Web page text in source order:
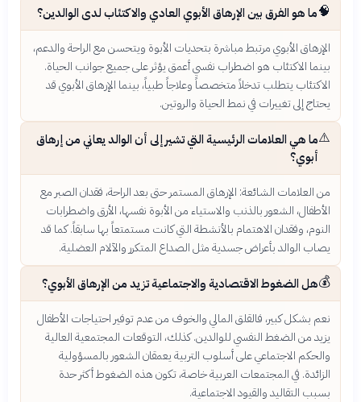
🧠ما هو الفرق بين الإرهاق الأبوي العادي والاكتئاب لدى الوالدين؟
الإرهاق الأبوي مرتبط مباشرة بتحديات الأبوة ويتحسن مع الراحة والدعم،
بينما الاكتئاب هو اضطراب نفسي أعمق يؤثر على جميع جوانب الحياة.
الاكتئاب يتطلب تدخلاً متخصصاً وعلاجاً طبياً، بينما الإرهاق الأبوي قد
يحتاج إلى تغييرات في نمط الحياة والروتين.
⚠️ما هي العلامات الرئيسية التي تشير إلى أن الوالد يعاني من إرهاق
أبوي؟
من العلامات الشائعة: الإرهاق المستمر حتى بعد الراحة، فقدان الصبر مع
الأطفال، الشعور بالذنب والاستياء من الأبوة نفسها، الأرق واضطرابات
النوم، وفقدان الاهتمام بالأنشطة التي كانت مستمتعاً بها سابقاً. كما قد
يصاب الوالد بأعراض جسدية مثل الصداع المتكرر والآلام العضلية.
💰هل الضغوط الاقتصادية والاجتماعية تزيد من الإرهاق الأبوي؟
نعم بشكل كبير، فالقلق المالي والخوف من عدم توفير احتياجات الأطفال
يزيد من الضغط النفسي للوالدين. كذلك، التوقعات المجتمعية العالية
والحكم الاجتماعي على أسلوب التربية يعمقان الشعور بالمسؤولية
الزائدة. في المجتمعات العربية خاصة، تكون هذه الضغوط أكثر حدة
بسبب التقاليد والقيود الاجتماعية.